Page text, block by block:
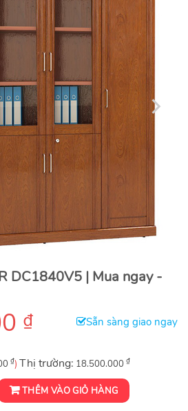
DC1840V5 | Mua ngay -
₫ Sẵn sàng giao ngay
₫) Thị trường: 18.500.000 ₫
số lượngTHÊM VÀO GIỎ HÀNG